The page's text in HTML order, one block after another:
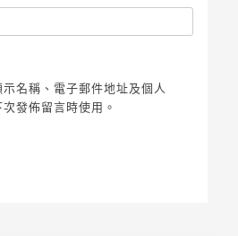
示名稱、電子郵件地址及個人
發佈留言時使用。